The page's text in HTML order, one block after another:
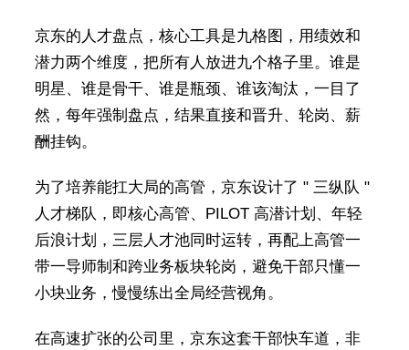
京东的人才盘点，核心工具是九格图，用绩效和
潜力两个维度，把所有人放进九个格子里。谁是
明星、谁是骨干、谁是瓶颈、谁该淘汰，一目了
然，每年强制盘点，结果直接和晋升、轮岗、薪
酬挂钩。
为了培养能扛大局的高管，京东设计了 " 三纵队 "
人才梯队，即核心高管、PILOT 高潜计划、年轻
后浪计划，三层人才池同时运转，再配上高管一
带一导师制和跨业务板块轮岗，避免干部只懂一
小块业务，慢慢练出全局经营视角。
在高速扩张的公司里，京东这套干部快车道，非